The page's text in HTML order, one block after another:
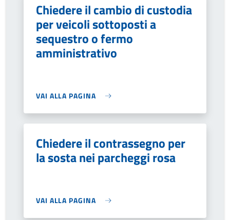
Chiedere il cambio di custodia
per veicoli sottoposti a
sequestro o fermo
amministrativo
VAI ALLA PAGINA
Chiedere il contrassegno per
la sosta nei parcheggi rosa
VAI ALLA PAGINA